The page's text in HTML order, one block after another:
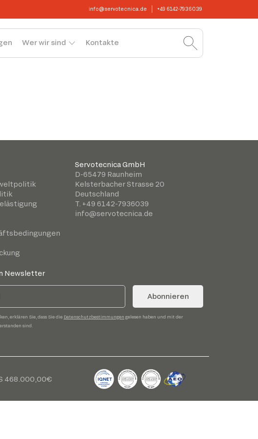
info@servotecnica.de +49 6142-7936039
Wer wir sind Kontakte
Servotecnica GmbH
D-65479 Raunheim
Kelsterbacher Strasse 20
Deutschland
T. +49 6142-7936039
info@servotecnica.de
Newsletter
Abonnieren
erklären Sie, dass Sie die Datenschutzbestimmungen gelesen haben und mit der
sind.
468.000,00€